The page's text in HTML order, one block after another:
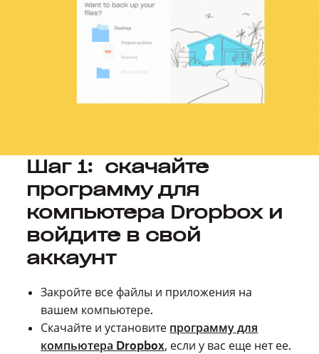
Шаг 1: скачайте
программу для
компьютера Dropbox и
войдите в свой
аккаунт
Закройте все файлы и приложения на
вашем компьютере.
Скачайте и установите программу для
компьютера Dropbox, если у вас еще нет ее.